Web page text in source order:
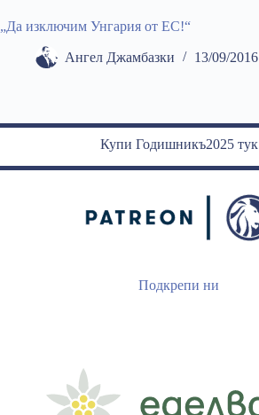
„Да изключим Унгария от ЕС!“
Ангел Джамбазки 13/09/2016
Купи Годишникъ2025 тук
Подкрепи ни